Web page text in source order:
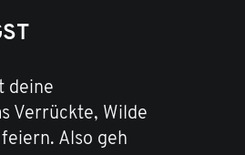
deine
Verrückte, Wilde
Also geh